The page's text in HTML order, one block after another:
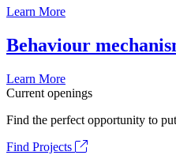
Learn More
Behaviour
Learn More
Current openings
Find the perfect opportunity to
Find Projects